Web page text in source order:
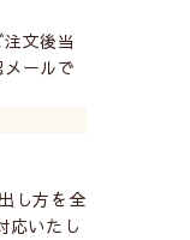
文後当
ールで
し方を全
応いたし